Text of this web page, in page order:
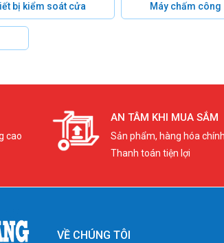
bị kiểm soát cửa Máy chấm công
cao
AN TÂM KHI MUA SẮM
Sản phẩm, hàng hóa
Thanh toán tiện lợi
VỀ CHÚNG TÔI